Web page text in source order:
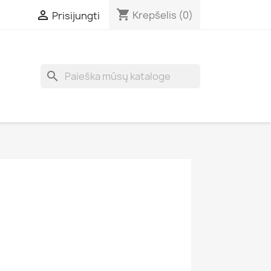
 Prisijungti shopping_cart Krepšelis (0)
search